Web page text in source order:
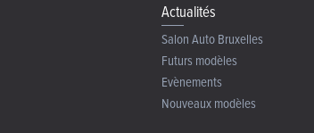
Actualités
Salon Auto Bruxelles
Futurs modèles
Evènements
Nouveaux modèles